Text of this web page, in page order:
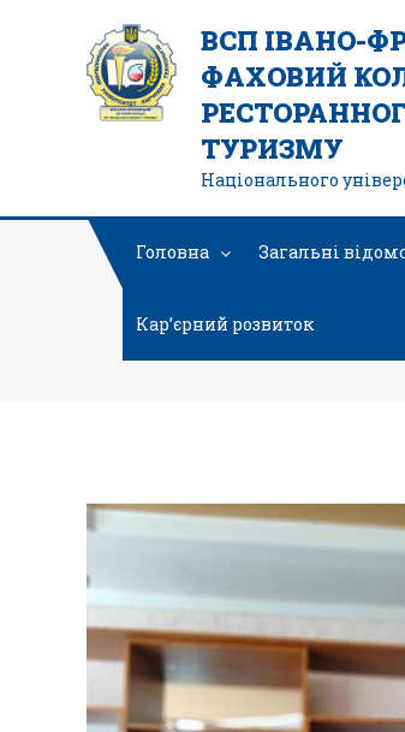
ВСП ІВАНО-
ФАХОВИЙ
ТУРИЗМУ
Національного
Головна Загальні
Кар’єрний розвиток